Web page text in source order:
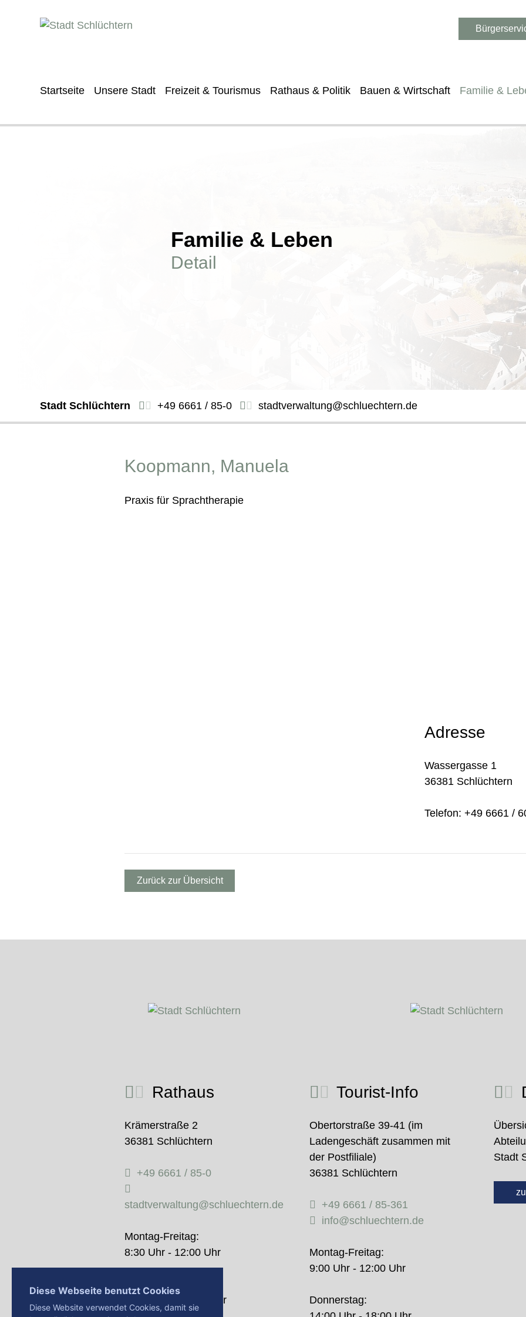
Startseite Unsere Stadt Freizeit & Tourismus Rathaus & Politik Bauen & Wirtschaft Familie &
Familie & Leben
Detail
Stadt Schlüchtern +49 6661 / 85-0 stadtverwaltung@schluechtern.de
Koopmann, Manuela
Praxis für Sprachtherapie
Adresse
Wassergasse 1
36381 Schlüchtern
Telefon: +49 6661 /
Zurück zur Übersicht
Rathaus
Krämerstraße 2
36381 Schlüchtern
+49 6661 / 85-0
stadtverwaltung@schluechtern.de
Montag-Freitag:
8:30 Uhr - 12:00 Uhr
Donnerstag:
14:00 Uhr - 18:00 Uhr
Tourist-Info
Obertorstraße 39-41 (im
Ladengeschäft zusammen mit
der Postfiliale)
36381 Schlüchtern
+49 6661 / 85-361
info@schluechtern.de
Montag-Freitag:
9:00 Uhr - 12:00 Uhr
Donnerstag:
Stadt
Diese Webseite benutzt Cookies
Diese Website verwendet Cookies, damit sie